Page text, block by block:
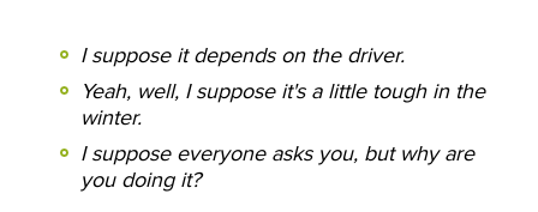
I suppose it depends on the driver.
Yeah, well, I suppose it's a little tough in the
winter.
I suppose everyone asks you, but why are
you doing it?